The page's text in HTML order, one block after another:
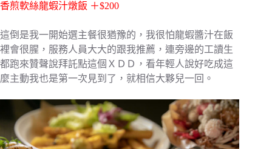
香煎軟絲龍蝦汁燉飯 ＋$200
這倒是我一開始選主餐很猶豫的，我很怕龍蝦醬汁在飯
裡會很腥，服務人員大大的跟我推薦，連旁邊的工讀生
都跑來贊聲說拜託點這個ＸＤＤ，看年輕人說好吃成這
麼主動我也是第一次見到了，就相信大夥兒一回。